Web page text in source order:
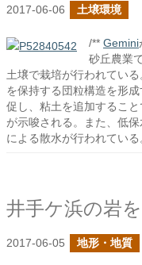
2017-06-06 土壌環境
/** Gemini
砂丘農業
土壌で栽培が行われてい
を保持する団粒構造を形
促し、粘土を追加するこ
が示唆される。また、低
による散水が行われている
井手ケ浜の岩
2017-06-05 地形・地質